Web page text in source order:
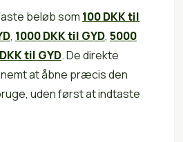
beløb som 100 DKK til
, 1000 DKK til GYD, 5000
til GYD. De direkte
at åbne præcis den
uden først at indtaste